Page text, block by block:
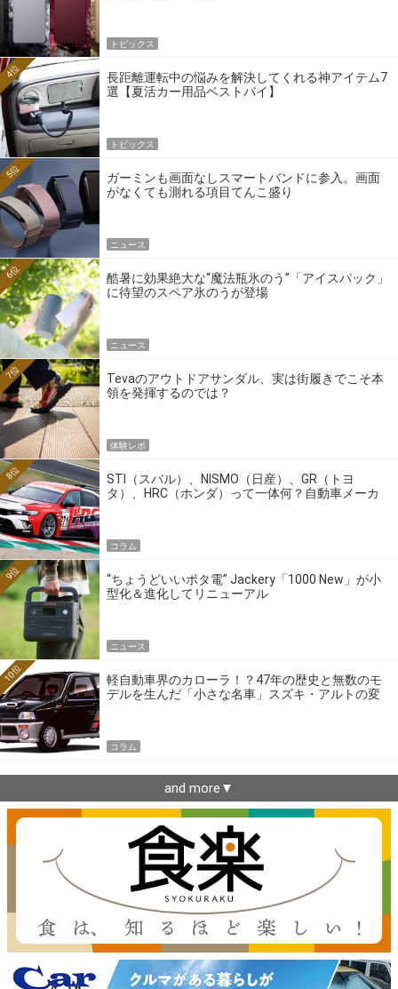
トピックス
長距離運転中の悩みを解決してくれる神アイテム7
選【夏活カー用品ベストバイ】
4位
トピックス
ガーミンも画面なしスマートバンドに参入。画面
がなくても測れる項目てんこ盛り
5位
ニュース
酷暑に効果絶大な“魔法瓶氷のう”「アイスパック」
に待望のスペア氷のうが登場
6位
ニュース
Tevaのアウトドアサンダル、実は街履きでこそ本
領を発揮するのでは？
7位
体験レポ
STI（スバル）、NISMO（日産）、GR（トヨ
タ）、HRC（ホンダ）って一体何？自動車メーカ
8位
コラム
“ちょうどいいポタ電” Jackery「1000 New」が小
型化＆進化してリニューアル
9位
ニュース
軽自動車界のカローラ！？47年の歴史と無数のモ
デルを生んだ「小さな名車」スズキ・アルトの変
10位
コラム
and more▼